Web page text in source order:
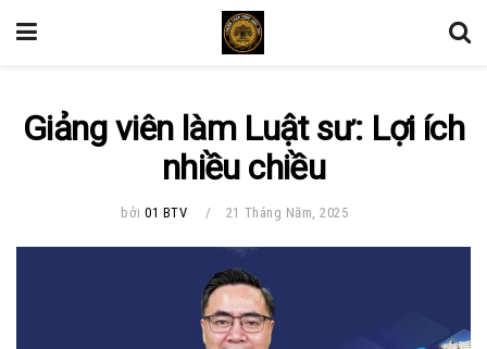
Giảng viên làm Luật sư: Lợi ích
nhiều chiều
bởi 01 BTV 21 Tháng Năm, 2025